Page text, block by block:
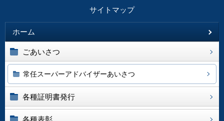
サイトマップ
ホーム
ごあいさつ
常任スーパーアドバイザーあいさつ
各種証明書発行
各種表彰